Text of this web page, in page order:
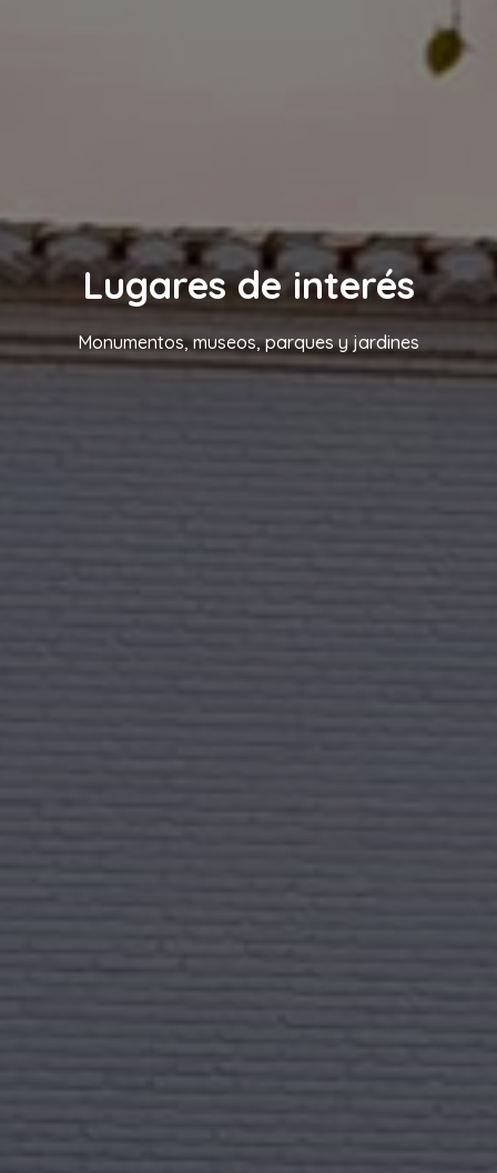
Lugares de interés
Monumentos, museos, parques y jardines